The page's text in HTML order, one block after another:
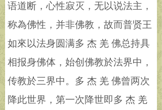
语道断，心性寂灭，无以说法主，
称為佛性，并非佛教，故而普贤王
如來以法身圆满多 杰 羌 佛总持具
相报身佛体，始创佛教於法界中，
传教於三界中。多 杰 羌 佛曾两次
降此世界，第一次降世即多 杰 羌